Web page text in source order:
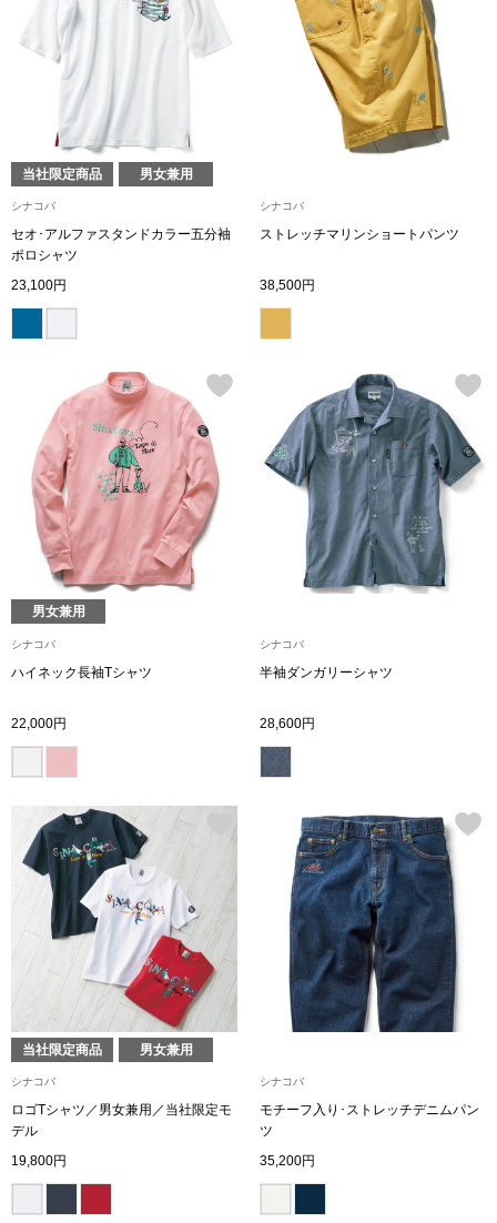
セイコー〉マウリッツハイス美術館公認フェ
ルメールオマージュウオッチ
ランド
集
すべて見る
ア
プ
ス
帽子
ネクタイ
マフラー／ス
手袋
サングラス／
傘／日傘
その他
その他
おすすめブラ
ザ･ノース･フ
カンタベリー
当社限定商品 男女兼用
シナコバ
セオ･アルファスタンドカラー五分袖
ポロシャツ
23,100円
シナコバ
ストレッチマリンショートパンツ
38,500円
男女兼用
シナコバ
ハイネック長袖Tシャツ
22,000円
シナコバ
半袖ダンガリーシャツ
28,600円
当社限定商品 男女兼用
シナコバ
ロゴTシャツ／男女兼用／当社限定モ
デル
19,800円
シナコバ
モチーフ入り･ストレッチデニムパン
ツ
35,200円